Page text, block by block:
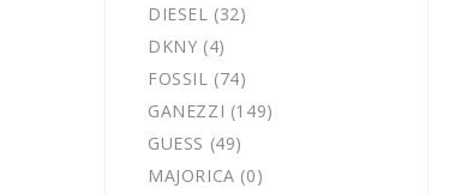
DIESEL (32)
DKNY (4)
FOSSIL (74)
GANEZZI (149)
GUESS (49)
MAJORICA (0)